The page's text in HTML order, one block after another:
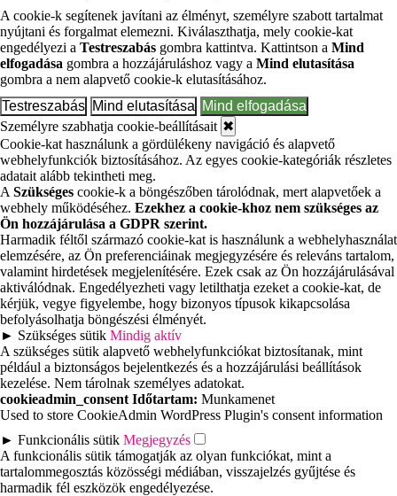
A cookie-k segítenek javítani az élményt, személyre szabott tartalmat
nyújtani és forgalmat elemezni. Kiválaszthatja, mely cookie-kat
engedélyezi a Testreszabás gombra kattintva. Kattintson a Mind
elfogadása gombra a hozzájáruláshoz vagy a Mind elutasítása
gombra a nem alapvető cookie-k elutasításához.
Testreszabás Mind elutasítása Mind elfogadása
Személyre szabhatja cookie-beállításait ✖
Cookie-kat használunk a gördülékeny navigáció és alapvető
webhelyfunkciók biztosításához. Az egyes cookie-kategóriák részletes
adatait alább tekintheti meg.
ASzükséges cookie-k a böngészőben tárolódnak, mert alapvetőek a
webhely működéséhez. Ezekhez a cookie-khoz nem szükséges az
Ön hozzájárulása a GDPR szerint.
Harmadik féltől származó cookie-kat is használunk a webhelyhasználat
elemzésére, az Ön preferenciáinak megjegyzésére és releváns tartalom,
valamint hirdetések megjelenítésére. Ezek csak az Ön hozzájárulásával
aktiválódnak. Engedélyezheti vagy letilthatja ezeket a cookie-kat, de
kérjük, vegye figyelembe, hogy bizonyos típusok kikapcsolása
befolyásolhatja böngészési élményét.
► Szükséges sütik Mindig aktív
A szükséges sütik alapvető webhelyfunkciókat biztosítanak, mint
például a biztonságos bejelentkezés és a hozzájárulási beállítások
kezelése. Nem tárolnak személyes adatokat.
cookieadmin_consent Időtartam: Munkamenet
Used to store CookieAdmin WordPress Plugin's consent information
► Funkcionális sütik Megjegyzés
A funkcionális sütik támogatják az olyan funkciókat, mint a
tartalommegosztás közösségi médiában, visszajelzés gyűjtése és
harmadik fél eszközök engedélyezése.